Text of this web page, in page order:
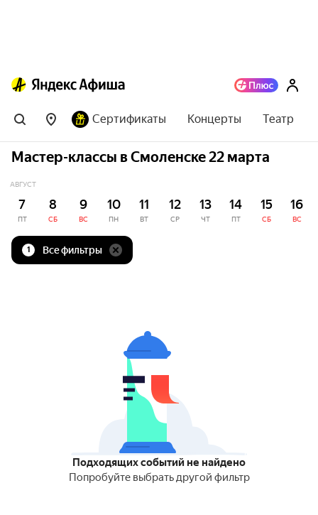
Сертификаты Концерты Театр
Мастер-классы в Смоленске 22 марта
АВГУСТ
7
ПТ
8
СБ
9
ВС
10
ПН
11
ВТ
12
СР
13
ЧТ
14
ПТ
15
СБ
16
ВС
1 Все фильтры
Подходящих событий не найдено
Попробуйте выбрать другой фильтр